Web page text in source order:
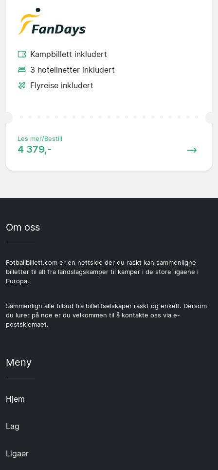
Kampbillett inkludert
3 hotellnetter inkludert
Flyreise inkludert
Les mer/Bestill
4 379,-
Om oss
Fotballbillett.com er en nettside der du raskt kan sammenligne
billetter til alt fra landslagskamper til kamper i de store ligaene i
Europa.
Sammenlign alle tilbud fra billettselskaper raskt og enkelt. Dersom
du lurer på noe er du velkommen til å kontakte oss via e-
postskjemaet.
Meny
Hjem
Lag
Ligaer